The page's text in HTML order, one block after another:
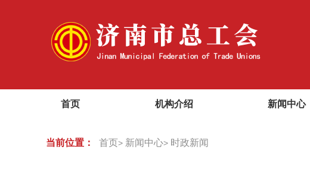
首页 机构介绍 新闻中心
当前位置： 首页> 新闻中心> 时政新闻